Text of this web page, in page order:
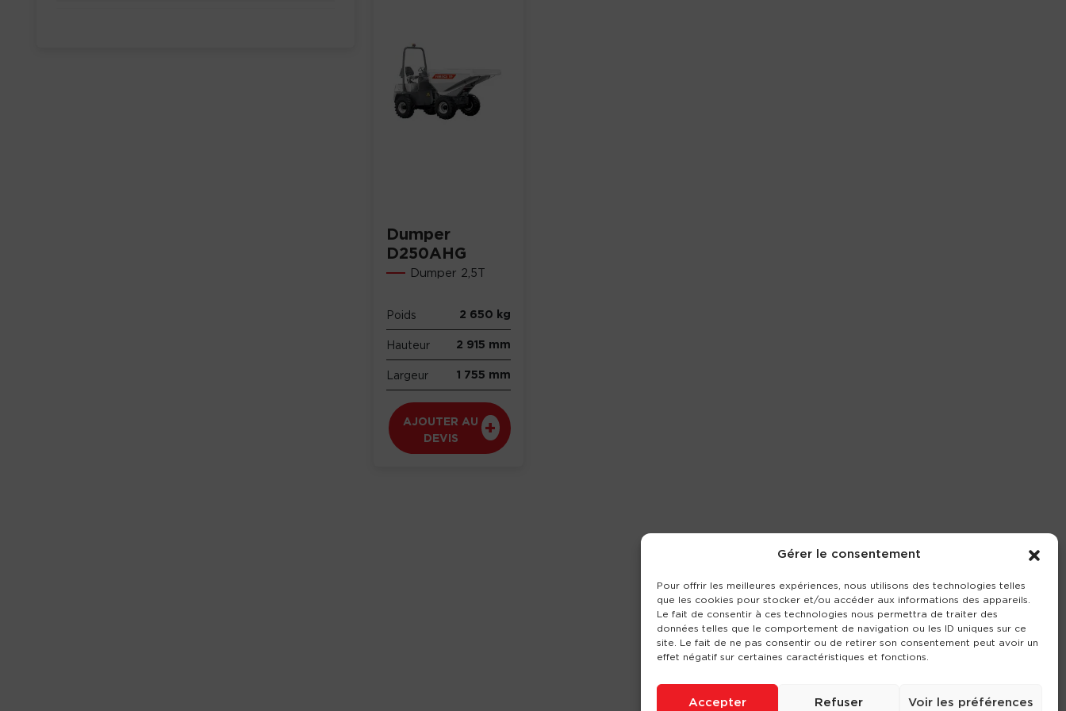
Gérer le consentement
Pour offrir les meilleures expériences, nous utilisons des technologies telles
que les cookies pour stocker et/ou accéder aux informations des appareils.
Le fait de consentir à ces technologies nous permettra de traiter des
données telles que le comportement de navigation ou les ID uniques sur ce
site. Le fait de ne pas consentir ou de retirer son consentement peut avoir un
effet négatif sur certaines caractéristiques et fonctions.
Accepter Refuser Voir les préférences
Dumper
D250AHG
Dumper 2,5T
Poids 2 650 kg
Hauteur 2 915 mm
Largeur 1 755 mm
AJOUTER AU
DEVIS